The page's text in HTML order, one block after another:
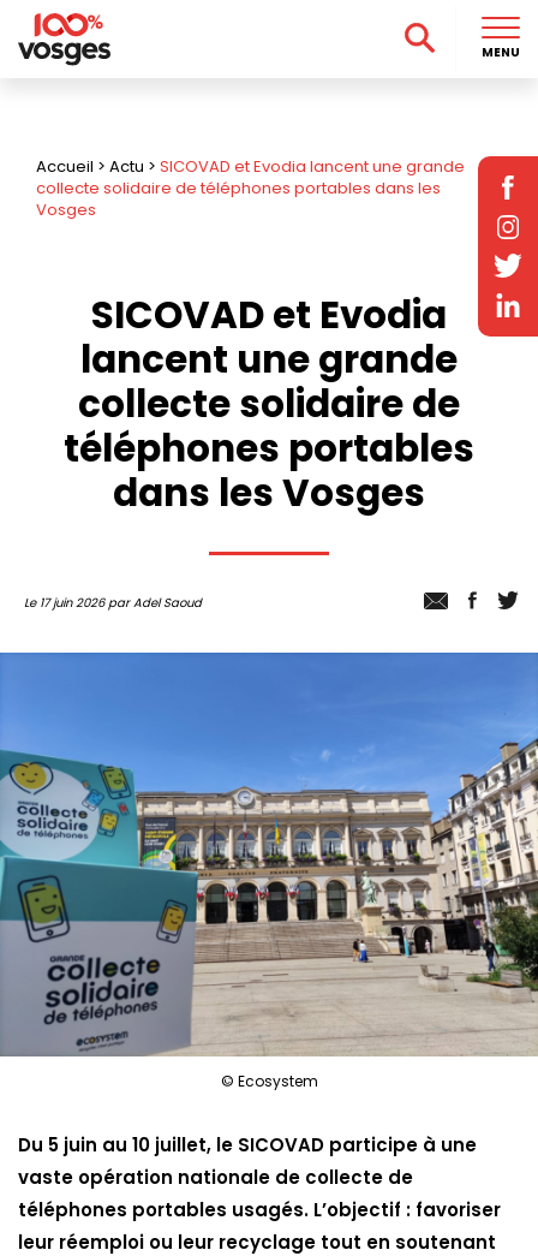
Accueil > Actu > SICOVAD et Evodia lancent une grande
collecte solidaire de téléphones portables dans les
Vosges
SICOVAD et Evodia
lancent une grande
collecte solidaire de
téléphones portables
dans les Vosges
Le 17 juin 2026 par Adel Saoud
© Ecosystem
Du 5 juin au 10 juillet, le SICOVAD participe à une
vaste opération nationale de collecte de
téléphones portables usagés. L’objectif : favoriser
leur réemploi ou leur recyclage tout en soutenant
MENU